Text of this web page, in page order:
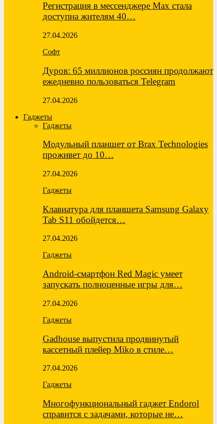
Регистрация в мессенджере Max стала
доступна жителям 40…
27.04.2026
Софт
Дуров: 65 миллионов россиян продолжают
ежедневно пользоваться Telegram
27.04.2026
Гаджеты
Гаджеты
Модульный планшет от Brax Technologies
проживет до 10…
27.04.2026
Гаджеты
Клавиатура для планшета Samsung Galaxy
Tab S11 обойдется…
27.04.2026
Гаджеты
Android-смартфон Red Magic умеет
запускать полноценные игры для…
27.04.2026
Гаджеты
Gadhouse выпустила продвинутый
кассетный плейер Miko в стиле…
27.04.2026
Гаджеты
Многофункциональный гаджет Endorol
справится с задачами, которые не…